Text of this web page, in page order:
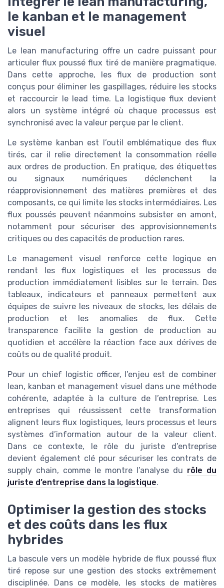
le kanban et le management
visuel
Le lean manufacturing offre un cadre puissant pour
articuler flux poussé flux tiré de manière pragmatique.
Dans cette approche, les flux de production sont
conçus pour éliminer les gaspillages, réduire les stocks
et raccourcir le lead time. La logistique flux devient
alors un système intégré où chaque processus est
synchronisé avec la valeur perçue par le client.
Le système kanban est l’outil emblématique des flux
tirés, car il relie directement la consommation réelle
aux ordres de production. En pratique, des étiquettes
ou signaux numériques déclenchent la
réapprovisionnement des matières premières et des
composants, ce qui limite les stocks intermédiaires. Les
flux poussés peuvent néanmoins subsister en amont,
notamment pour sécuriser des approvisionnements
critiques ou des capacités de production rares.
Le management visuel renforce cette logique en
rendant les flux logistiques et les processus de
production immédiatement lisibles sur le terrain. Des
tableaux, indicateurs et panneaux permettent aux
équipes de suivre les niveaux de stocks, les délais de
production et les anomalies de flux. Cette
transparence facilite la gestion de production au
quotidien et accélère la réaction face aux dérives de
coûts ou de qualité produit.
Pour un chief logistic officer, l’enjeu est de combiner
lean, kanban et management visuel dans une méthode
cohérente, adaptée à la culture de l’entreprise. Les
entreprises qui réussissent cette transformation
alignent leurs flux logistiques, leurs processus et leurs
systèmes d’information autour de la valeur client.
Dans ce contexte, le rôle du juriste d’entreprise
devient également clé pour sécuriser les contrats de
supply chain, comme le montre l’analyse du rôle du
juriste d’entreprise dans la logistique.
Optimiser la gestion des stocks
et des coûts dans les flux
hybrides
La bascule vers un modèle hybride de flux poussé flux
tiré repose sur une gestion des stocks extrêmement
disciplinée. Dans ce modèle, les stocks de matières